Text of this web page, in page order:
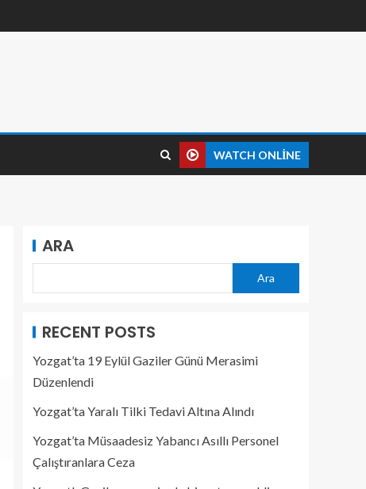
WATCH ONLINE
ARA
Ara
RECENT POSTS
Yozgat’ta 19 Eylül Gaziler Günü Merasimi
Düzenlendi
Yozgat’ta Yaralı Tilki Tedavi Altına Alındı
Yozgat’ta Müsaadesiz Yabancı Asıllı Personel
Çalıştıranlara Ceza